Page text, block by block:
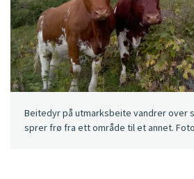
Beitedyr på utmarksbeite vandrer over
sprer frø fra ett område til et annet.